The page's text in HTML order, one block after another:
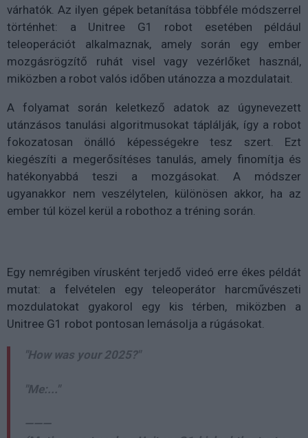
várhatók. Az ilyen gépek betanítása többféle módszerrel
történhet: a Unitree G1 robot esetében például
teleoperációt alkalmaznak, amely során egy ember
mozgásrögzítő ruhát visel vagy vezérlőket használ,
miközben a robot valós időben utánozza a mozdulatait.
A folyamat során keletkező adatok az úgynevezett
utánzásos tanulási algoritmusokat táplálják, így a robot
fokozatosan önálló képességekre tesz szert. Ezt
kiegészíti a megerősítéses tanulás, amely finomítja és
hatékonyabbá teszi a mozgásokat. A módszer
ugyanakkor nem veszélytelen, különösen akkor, ha az
ember túl közel kerül a robothoz a tréning során.
Egy nemrégiben vírusként terjedő videó erre ékes példát
mutat: a felvételen egy teleoperátor harcművészeti
mozdulatokat gyakorol egy kis térben, miközben a
Unitree G1 robot pontosan lemásolja a rúgásokat.
"How was your 2025?"
"Me:..."
———